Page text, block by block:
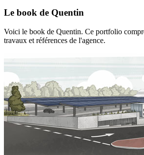
Le book de Quentin
Voici le book de Quentin. Ce portfolio
travaux et références de l'agence.